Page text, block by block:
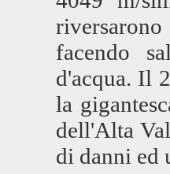
facendo
d'acqua. Il
la
dell'Alta
di danni ed